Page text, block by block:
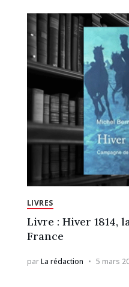
LIVRES
Livre : Hiver 1814,
France
parLa rédaction 5 mars